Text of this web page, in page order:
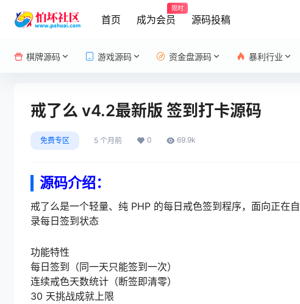
首页 成为会员
限时
源码投稿
棋牌源码 游戏源码 资金盘源码 暴利行业
戒了么 v4.2最新版 签到打卡源码
免费专区 5 个月前 0 69.9k
源码介绍：
戒了么是一个轻量、纯 PHP 的每日戒色签到程序，面向正在
录每日签到状态
功能特性
每日签到（同一天只能签到一次）
连续戒色天数统计（断签即清零）
30 天挑战成就上限